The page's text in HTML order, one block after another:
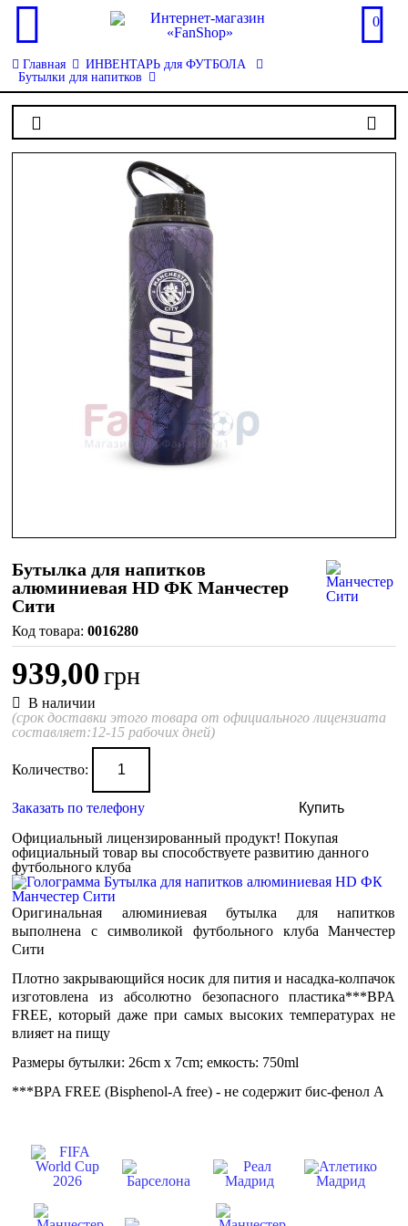
0
Главная
ИНВЕНТАРЬ для ФУТБОЛА
Бутылки для напитков
Бутылка для напитков
алюминиевая HD ФК Манчестер
Сити
0016280
939,00грн
В наличии
(срок доставки этого товара от официального лицензиата
составляет:12-15 рабочих дней)
Количество:
Заказать по телефону
Купить
Официальный лицензированный продукт!Покупая
официальный товар вы способствуете развитию данного
футбольного клуба
Оригинальная алюминиевая бутылка для напитков
выполнена с символикой футбольного клуба Манчестер
Сити
Плотно закрывающийся носик для пития и насадка-колпачок
изготовлена из абсолютно безопасного пластика***BPA
FREE, который даже при самых высоких температурах не
влияет на пищу
Размеры бутылки: 26cm x 7cm; емкость: 750ml
***BPA FREE (Bisphenol-A free) - не содержит бис-фенол А